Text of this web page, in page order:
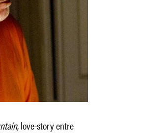
, love-story entre